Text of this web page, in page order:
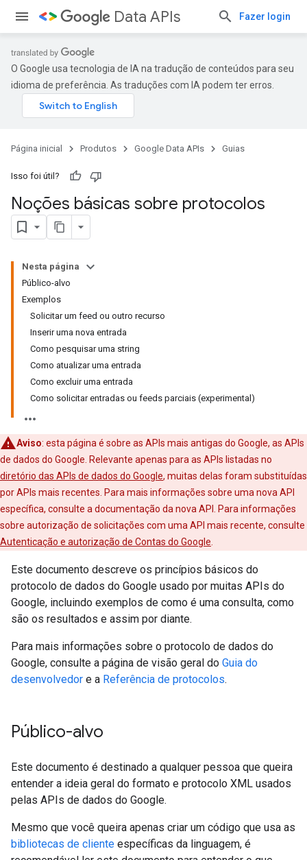
Data APIs Fazer login
O Google usa tecnologia de IA na tradução de conteúdos para seu
idioma de preferência. As traduções com IA podem ter erros.
Página inicial Produtos Google Data APIs Guias
Isso foi útil?
Noções básicas sobre protocolos
Nesta página
Público-alvo
Exemplos
Solicitar um feed ou outro recurso
Inserir uma nova entrada
Como pesquisar uma string
Como atualizar uma entrada
Como excluir uma entrada
Como solicitar entradas ou feeds parciais (experimental)
Aviso: esta página é sobre as APIs mais antigas do Google, as APIs
de dados do Google. Relevante apenas para as APIs listadas no
diretório das APIs de dados do Google, muitas delas foram substituídas
por APIs mais recentes. Para mais informações sobre uma nova API
específica, consulte a documentação da nova API. Para informações
sobre autorização de solicitações com uma API mais recente, consulte
Autenticação e autorização de Contas do Google
Este documento descreve os princípios básicos do
protocolo de dados do Google usado por muitas APIs do
Google, incluindo exemplos de como é uma consulta, como
são os resultados e assim por diante.
Para mais informações sobre o protocolo de dados do
Google, consulte a página de visão geral do Guia do
desenvolvedor e a Referência de protocolos.
Público-alvo
Este documento é destinado a qualquer pessoa que queira
entender a ideia geral do formato e protocolo XML usados
pelas APIs de dados do Google.
Mesmo que você queira apenas criar um código que usa as
bibliotecas de cliente específicas da linguagem, é